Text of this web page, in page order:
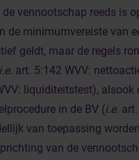
vennootschap reeds is
de minimumvereiste van
geldt, maar de regels
i.e. art. 5:142 WVV:
liquiditeitstest), alsook
in de BV (i.e.
van toepassing
van de